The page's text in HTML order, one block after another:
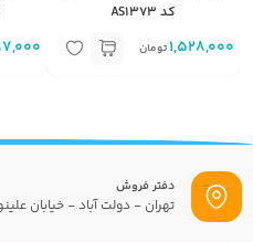
کد AS1373
1,528,000 تومان
دفتر فروش
تهران - دولت آباد - خیابان